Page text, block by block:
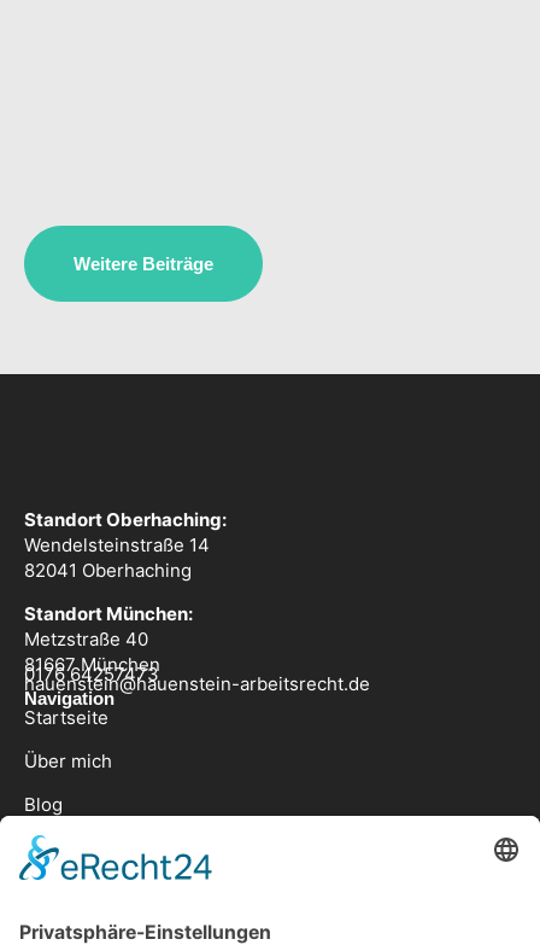
Weitere Beiträge
Standort Oberhaching:
Wendelsteinstraße 14
82041 Oberhaching
Standort München:
Metzstraße 40
81667 München
0176 64257473
hauenstein@hauenstein-arbeitsrecht.de
Navigation
Startseite
Über mich
Blog
Kontakt
Angebot
Für Arbeitnehmer
Für Arbeitgeber